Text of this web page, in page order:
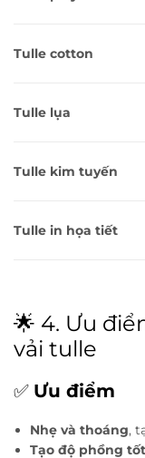
Tulle cotton
Tulle lụa
Tulle kim tuyến
Tulle in họa tiết
🌟 4. Ưu
vải tulle
✅ Ưu điểm
Nhẹ và thoáng,
Tạo độ phồng tốt